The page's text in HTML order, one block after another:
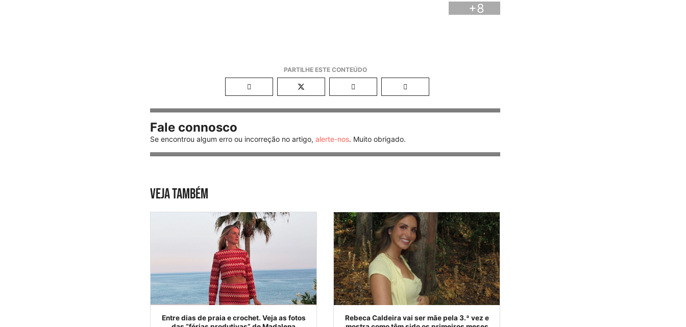
+8
Fale connosco
Se encontrou algum erro ou incorreção no artigo,alerte-nos. Muito obrigado.
VEJA TAMBÉM
Entre dias de praia e crochet. Veja as fotos
Rebeca Caldeira vai ser mãe pela 3.ª vez e